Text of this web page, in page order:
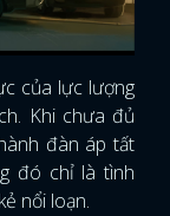
của lực lượng
Khi chưa đủ
đàn áp tất
đó chỉ là tình
nổi loạn.